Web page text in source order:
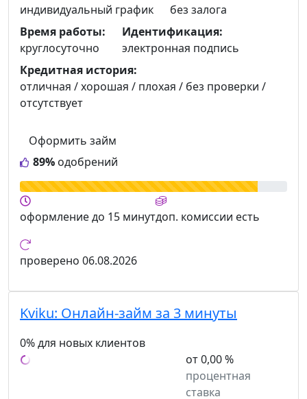
89% одобрений
Оформить займ
индивидуальный график
без залога
Время работы:
круглосуточно
Идентификация:
электронная подпись
Кредитная история:
отличная / хорошая / плохая / без проверки /
отсутствует
оформлениедо 15 минутдоп. комиссии есть
проверено 06.08.2026
Kviku: Онлайн-займ за 3 минуты
0% для новых клиентов
от 0,00 %
процентная
ставка